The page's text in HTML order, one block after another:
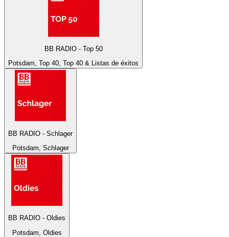
BB RADIO - Top 50
Potsdam, Top 40, Top 40 & Listas de éxitos
BB RADIO - Schlager
Potsdam, Schlager
BB RADIO - Oldies
Potsdam, Oldies